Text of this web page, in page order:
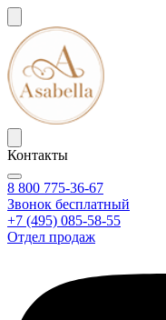
Контакты
8 800 775-36-67
Звонок бесплатный
+7 (495) 085-58-55
Отдел продаж